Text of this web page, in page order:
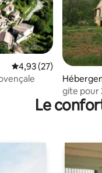
Évaluation moyenne
4,93 (27)
provençale
gite pour
Le